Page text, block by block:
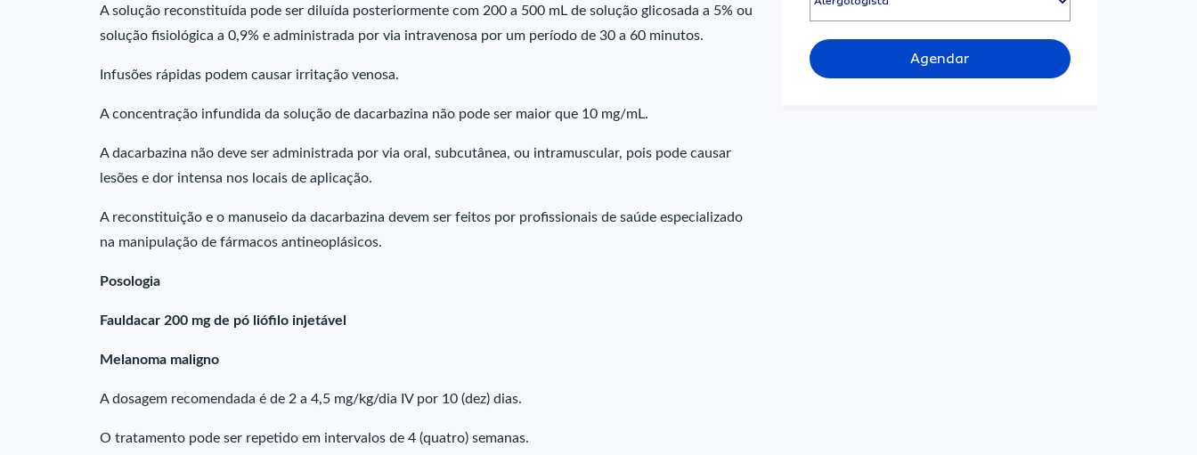
A solução reconstituída pode ser diluída posteriormente com 200 a 500 mL de solução glicosada a 5% ou
solução fisiológica a 0,9% e administrada por via intravenosa por um período de 30 a 60 minutos.
Infusões rápidas podem causar irritação venosa.
A concentração infundida da solução de dacarbazina não pode ser maior que 10 mg/mL.
A dacarbazina não deve ser administrada por via oral, subcutânea, ou intramuscular, pois pode causar
lesões e dor intensa nos locais de aplicação.
A reconstituição e o manuseio da dacarbazina devem ser feitos por profissionais de saúde especializado
na manipulação de fármacos antineoplásicos.
Posologia
Fauldacar 200 mg de pó liófilo injetável
Melanoma maligno
A dosagem recomendada é de 2 a 4,5 mg/kg/dia IV por 10 (dez) dias.
O tratamento pode ser repetido em intervalos de 4 (quatro) semanas.
Agendar